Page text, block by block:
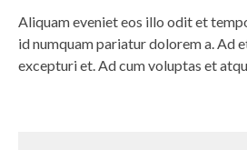
Aliquam eveniet eos illo odit et
id numquam pariatur dolorem a. Ad
excepturi et. Ad cum voluptas et